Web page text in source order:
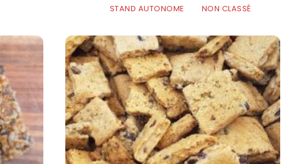
STAND AUTONOME NON CLASSÉ